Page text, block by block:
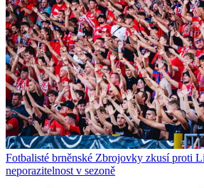
Fotbalisté brněnské Zbrojovky zkusí proti
neporazitelnost v sezoně